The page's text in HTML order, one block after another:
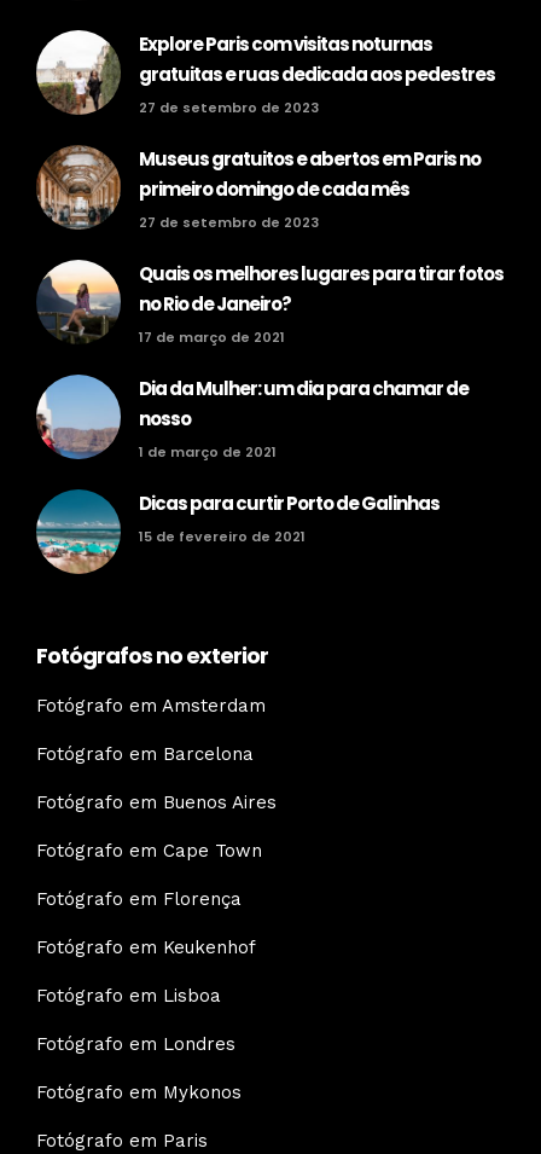
Explore Paris com visitas noturnas
gratuitas e ruas dedicada aos pedestres
27 de setembro de 2023
Museus gratuitos e abertos em Paris no
primeiro domingo de cada mês
27 de setembro de 2023
Quais os melhores lugares para tirar fotos
no Rio de Janeiro?
17 de março de 2021
Dia da Mulher: um dia para chamar de
nosso
1 de março de 2021
Dicas para curtir Porto de Galinhas
15 de fevereiro de 2021
Fotógrafos no exterior
Fotógrafo em Amsterdam
Fotógrafo em Barcelona
Fotógrafo em Buenos Aires
Fotógrafo em Cape Town
Fotógrafo em Florença
Fotógrafo em Keukenhof
Fotógrafo em Lisboa
Fotógrafo em Londres
Fotógrafo em Mykonos
Fotógrafo em Paris